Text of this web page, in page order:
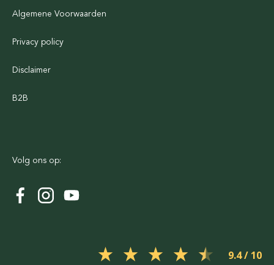
Algemene Voorwaarden
Privacy policy
Disclaimer
B2B
Volg ons op:
9.4